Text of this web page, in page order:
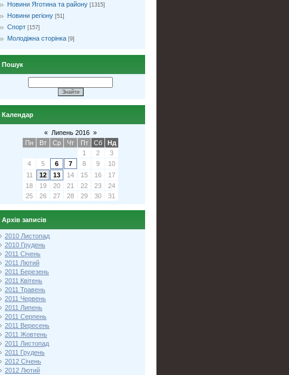
Новини Яготина та району [1315]
Новини регіону [51]
Спорт [157]
Молодіжна сторінка [9]
Пошук
Календар
« Липень 2016 »
Пн
Вт Ср Чт Пт Сб
Нд
1
2
3
4
5 6 7 8 9
10
11
12 13 14 15 16
17
18
19 20 21 22 23
24
25
26 27 28 29 30 31
Архів записів
2010 Листопад
2010 Грудень
2011 Січень
2011 Лютий
2011 Березень
2011 Квітень
2011 Травень
2011 Червень
2011 Липень
2011 Серпень
2011 Вересень
2011 Жовтень
2011 Листопад
2011 Грудень
2012 Січень
2012 Лютий